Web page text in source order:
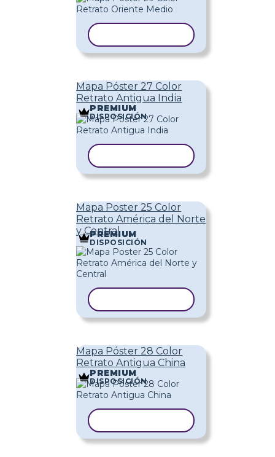
Mapa Póster 27 Color
Retrato Antigua India
PREMIUM
DISPOSICIÓN
Mapa Poster 25 Color
Retrato América del Norte
y Central
PREMIUM
DISPOSICIÓN
Mapa Póster 28 Color
Retrato Antigua China
PREMIUM
DISPOSICIÓN